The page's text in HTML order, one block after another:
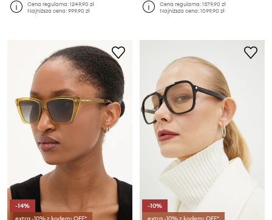
Cena regularna:1249,90 zł
Najniższa cena:999,90 zł
Cena regularna:1379,90 zł
Najniższa cena:1099,90 zł
-14%
-10%